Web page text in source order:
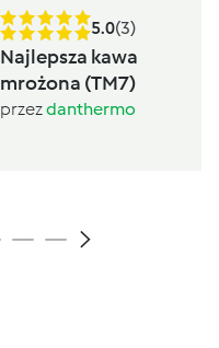
5.0(3)
Najlepsza kawa
mrożona (TM7)
przezdanthermo